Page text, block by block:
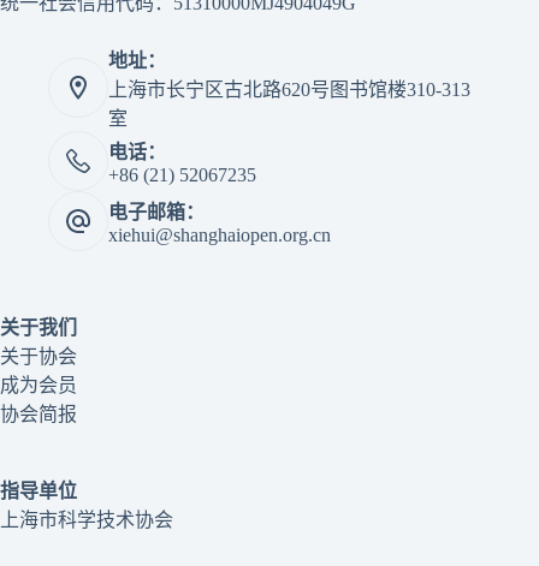
地址：
上海市长宁区古北路620号图书馆楼310-313
室
电话：
+86 (21) 52067235
电子邮箱：
xiehui@shanghaiopen.org.cn
关于我们
关于协会
成为会员
协会简报
指导单位
上海市科学技术协会